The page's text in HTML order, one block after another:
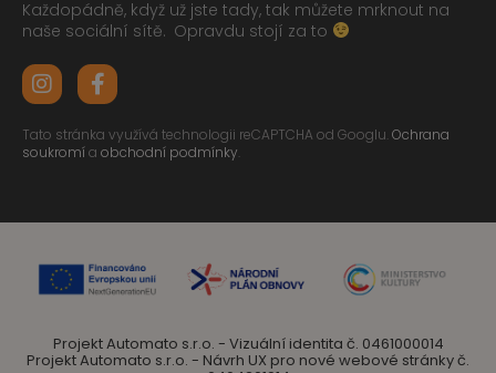
Každopádně, když už jste tady, tak můžete mrknout na
naše sociální sítě. Opravdu stojí za to
Tato stránka využívá technologii reCAPTCHA od Googlu.Ochrana
soukromía obchodní podmínky.
Projekt Automato s.r.o. - Vizuální identita č. 0461000014
Projekt Automato s.r.o. - Návrh UX pro nové webové stránky č.